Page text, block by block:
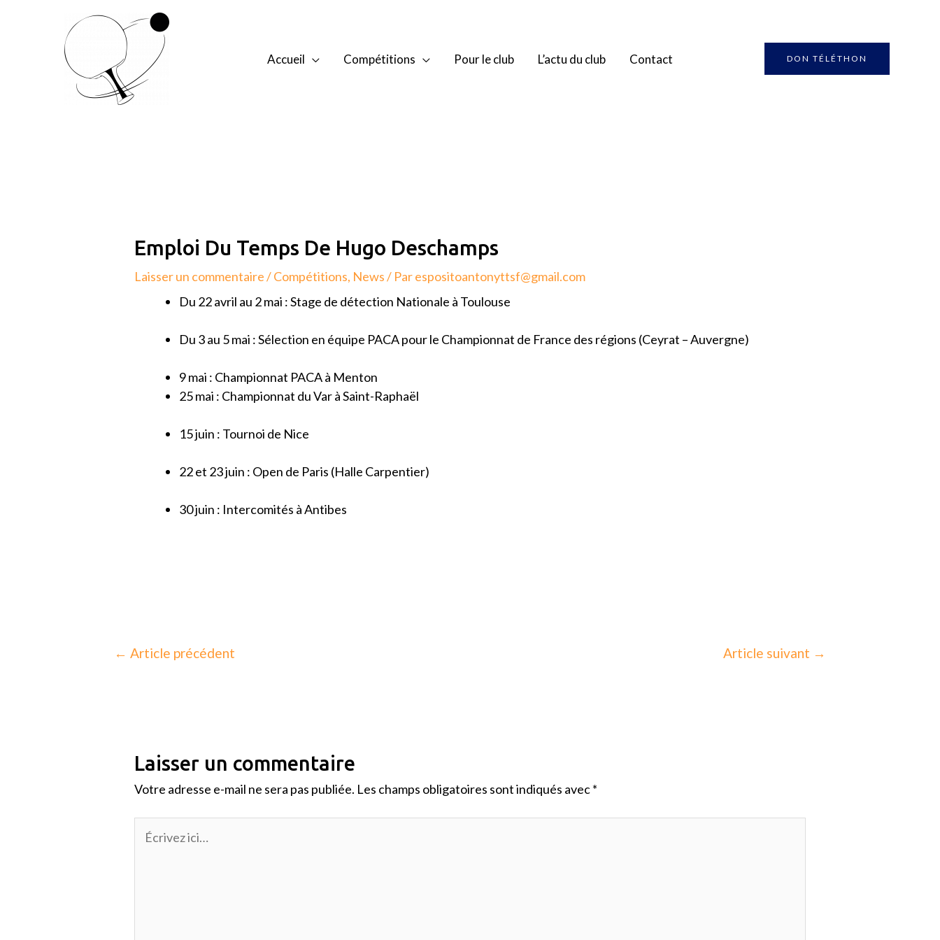
Accueil Compétitions Pour le club L’actu du club Contact DON TÉLÉTHON
Emploi Du Temps De Hugo Deschamps
Laisser un commentaire/Compétitions, News/ Parespositoantonyttsf@gmail.com
Du 22 avril au 2 mai : Stage de détection Nationale à Toulouse
Du 3 au 5 mai : Sélection en équipe PACA pour le Championnat de France des régions (Ceyrat – Auvergne)
9 mai : Championnat PACA à Menton
25 mai : Championnat du Var à Saint-Raphaël
15 juin : Tournoi de Nice
22 et 23 juin : Open de Paris (Halle Carpentier)
30 juin : Intercomités à Antibes
← Article précédent Article suivant →
Laisser un commentaire
Votre adresse e-mail ne sera pas publiée. Les champs obligatoires sont indiqués avec*
ici…